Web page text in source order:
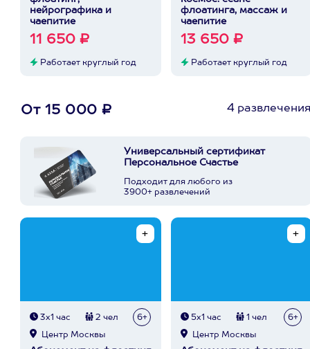
нейрографика и
чаепитие
11 650 ₽
Работает круглый год
флоатинга, массаж и
чаепитие
13 650 ₽
Работает круглый год
От 15 000 ₽ 4
Универсальный сертификат
Персональное Счастье
Подходит для любого из
3900+ развлечений
3х1 час 2 чел 6+
Центр Москвы
5х1 час 1 чел 6+
Центр Москвы